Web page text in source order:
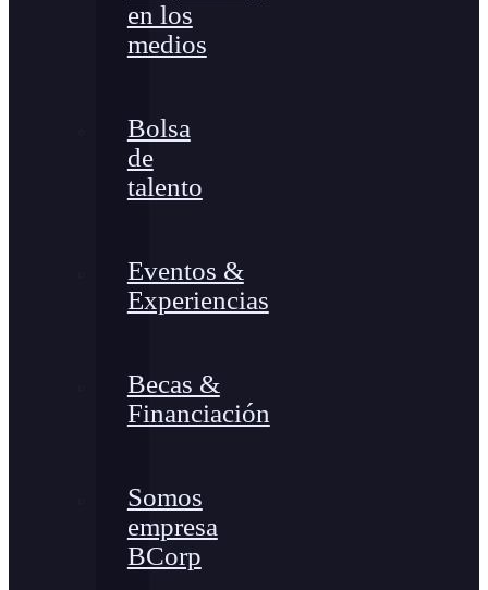
en los
medios
Bolsa
de
talento
Eventos &
Experiencias
Becas &
Financiación
Somos
empresa
BCorp